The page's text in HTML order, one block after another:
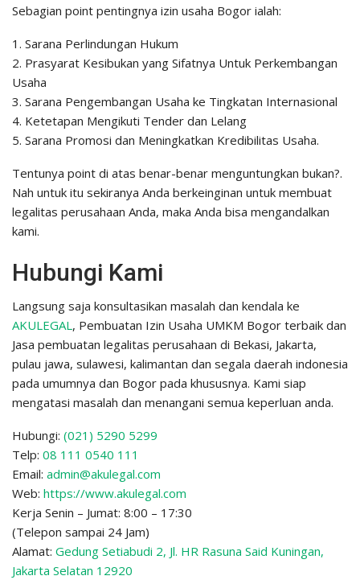
Sebagian point pentingnya izin usaha Bogor ialah:
1. Sarana Perlindungan Hukum
2. Prasyarat Kesibukan yang Sifatnya Untuk Perkembangan
Usaha
3. Sarana Pengembangan Usaha ke Tingkatan Internasional
4. Ketetapan Mengikuti Tender dan Lelang
5. Sarana Promosi dan Meningkatkan Kredibilitas Usaha.
Tentunya point di atas benar-benar menguntungkan bukan?.
Nah untuk itu sekiranya Anda berkeinginan untuk membuat
legalitas perusahaan Anda, maka Anda bisa mengandalkan
kami.
Hubungi Kami
Langsung saja konsultasikan masalah dan kendala ke
AKULEGAL, Pembuatan Izin Usaha UMKM Bogor terbaik dan
Jasa pembuatan legalitas perusahaan di Bekasi, Jakarta,
pulau jawa, sulawesi, kalimantan dan segala daerah indonesia
pada umumnya dan Bogor pada khususnya. Kami siap
mengatasi masalah dan menangani semua keperluan anda.
Hubungi: (021) 5290 5299
Telp: 08 111 0540 111
Email: admin@akulegal.com
Web: https://www.akulegal.com
Kerja Senin – Jumat: 8:00 – 17:30
(Telepon sampai 24 Jam)
Alamat: Gedung Setiabudi 2, Jl. HR Rasuna Said Kuningan,
Jakarta Selatan 12920